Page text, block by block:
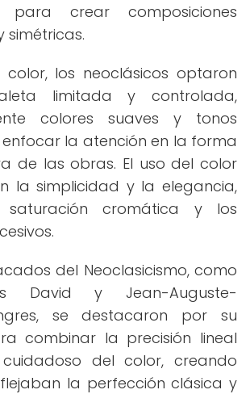
crear composiciones
simétricas.
los neoclásicos optaron
limitada y controlada,
colores suaves y tonos
la atención en la forma
de las obras. El uso del color
la simplicidad y la elegancia,
cromática y los
del Neoclasicismo, como
David y Jean-Auguste-
se destacaron por su
combinar la precisión lineal
del color, creando
la perfección clásica y